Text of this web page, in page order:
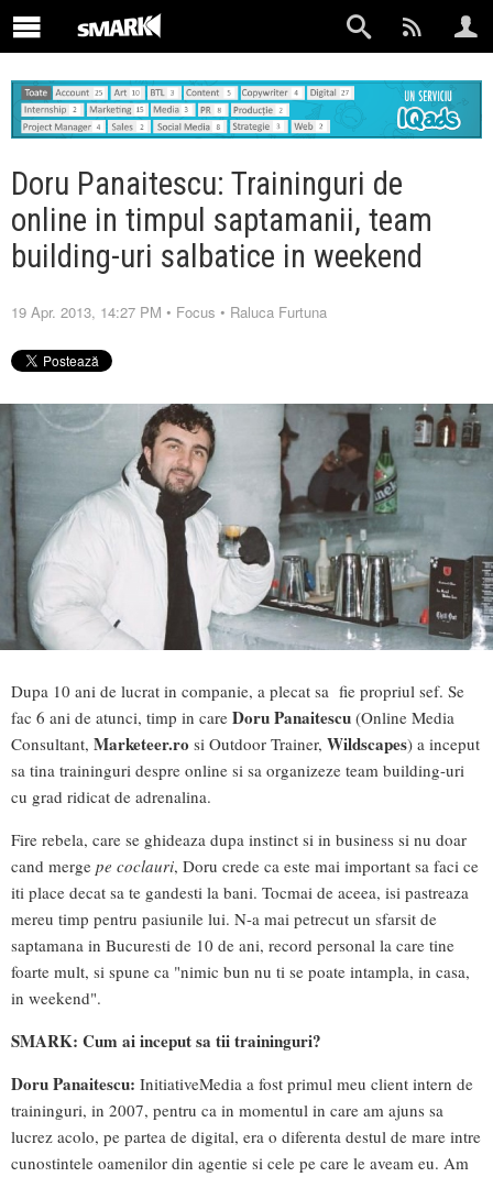
Doru Panaitescu: Traininguri de
online in timpul saptamanii, team
building-uri salbatice in weekend
19 Apr. 2013, 14:27 PM • Focus • Raluca Furtuna
Dupa 10 ani de lucrat in companie, a plecat sa fie propriul sef. Se
fac 6 ani de atunci, timp in care Doru Panaitescu (Online Media
Consultant, Marketeer.ro si Outdoor Trainer, Wildscapes) a inceput
sa tina traininguri despre online si sa organizeze team building-uri
cu grad ridicat de adrenalina.
Fire rebela, care se ghideaza dupa instinct si in business si nu doar
cand merge pe coclauri, Doru crede ca este mai important sa faci ce
iti place decat sa te gandesti la bani. Tocmai de aceea, isi pastreaza
mereu timp pentru pasiunile lui. N-a mai petrecut un sfarsit de
saptamana in Bucuresti de 10 de ani, record personal la care tine
foarte mult, si spune ca "nimic bun nu ti se poate intampla, in casa,
in weekend".
SMARK: Cum ai inceput sa tii traininguri?
Doru Panaitescu: InitiativeMedia a fost primul meu client intern de
traininguri, in 2007, pentru ca in momentul in care am ajuns sa
lucrez acolo, pe partea de digital, era o diferenta destul de mare intre
cunostintele oamenilor din agentie si cele pe care le aveam eu. Am